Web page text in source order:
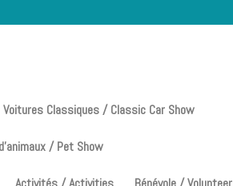
Classiques / Classic Car Show
/ Pet Show